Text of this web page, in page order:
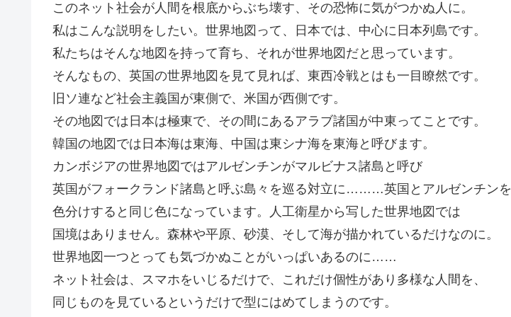
このネット社会が人間を根底からぶち壊す、その恐怖に気がつかぬ人に。
私はこんな説明をしたい。世界地図って、日本では、中心に日本列島です。
私たちはそんな地図を持って育ち、それが世界地図だと思っています。
そんなもの、英国の世界地図を見て見れば、東西冷戦とはも一目瞭然です。
旧ソ連など社会主義国が東側で、米国が西側です。
その地図では日本は極東で、その間にあるアラブ諸国が中東ってことです。
韓国の地図では日本海は東海、中国は東シナ海を東海と呼びます。
カンボジアの世界地図ではアルゼンチンがマルビナス諸島と呼び
英国がフォークランド諸島と呼ぶ島々を巡る対立に………英国とアルゼンチンを
色分けすると同じ色になっています。人工衛星から写した世界地図では
国境はありません。森林や平原、砂漠、そして海が描かれているだけなのに。
世界地図一つとっても気づかぬことがいっぱいあるのに……
ネット社会は、スマホをいじるだけで、これだけ個性があり多様な人間を、
同じものを見ているというだけで型にはめてしまうのです。